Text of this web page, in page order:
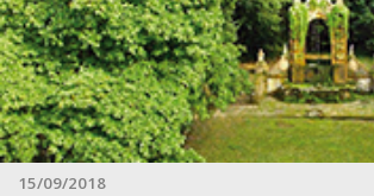
15/09/2018